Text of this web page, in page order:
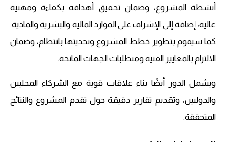
أنشطة المشروع، وضمان تحقيق أهدافه بكفاءة ومهنية
عالية، إضافة إلى الإشراف على الموارد المالية والبشرية والمادية.
كما سيقوم بتطوير خطط المشروع وتحديثها بانتظام، وضمان
الالتزام بالمعايير الفنية ومتطلبات الجهات المانحة.
ويشمل الدور أيضًا بناء علاقات قوية مع الشركاء المحليين
والدوليين، وتقديم تقارير دقيقة حول تقدم المشروع والنتائج
المتحققة.